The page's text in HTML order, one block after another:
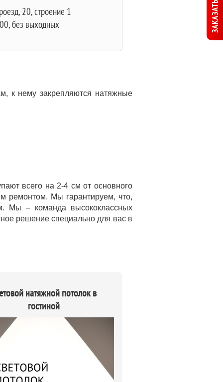
20, строение 1
без выходных
к нему закрепляются натяжные
всего на 2-4 см от основного
ремонтом. Мы гарантируем, что,
Мы – команда высококлассных
решение специально для вас в
натяжной потолок в
гостиной